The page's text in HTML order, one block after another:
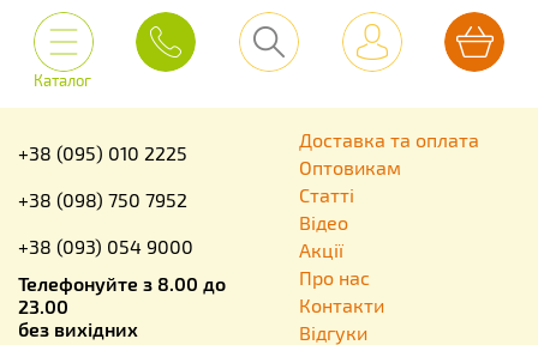
Каталог
+38 (095) 010 2225
+38 (098) 750 7952
+38 (093) 054 9000
Телефонуйте з 8.00 до
23.00
без вихідних
Доставка та оплата
Оптовикам
Статті
Відео
Акції
Про нас
Контакти
Відгуки